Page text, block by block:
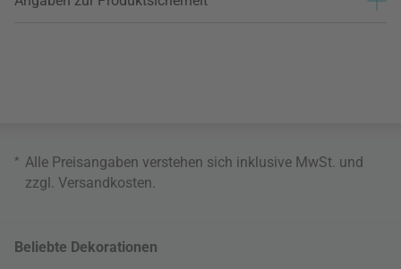
* Alle Preisangaben verstehen sich inklusive MwSt. und
zzgl. Versandkosten
Beliebte Dekorationen